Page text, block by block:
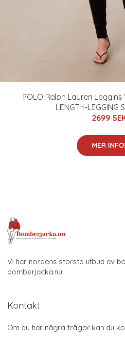
POLO Ralph Lauren Leggins
LENGTH-LEGGING
2699
MER INFO!
Vi har nordens största utbud av
bomberjacka.nu.
Kontakt
Om du har några frågor kan du